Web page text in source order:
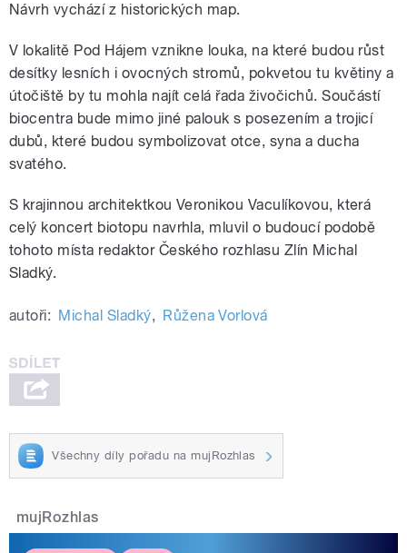
Návrh vychází z historických map.
V lokalitě Pod Hájem vznikne louka, na které budou růst
desítky lesních i ovocných stromů, pokvetou tu květiny a
útočiště by tu mohla najít celá řada živočichů. Součástí
biocentra bude mimo jiné palouk s posezením a trojicí
dubů, které budou symbolizovat otce, syna a ducha
svatého.
S krajinnou architektkou Veronikou Vaculíkovou, která
celý koncert biotopu navrhla, mluvil o budoucí podobě
tohoto místa redaktor Českého rozhlasu Zlín Michal
Sladký.
autoři: Michal Sladký, Růžena Vorlová
Všechny díly pořadu na mujRozhlas
mujRozhlas